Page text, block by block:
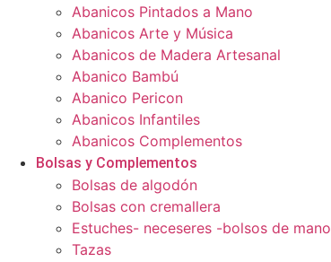
Abanicos Pintados a Mano
Abanicos Arte y Música
Abanicos de Madera Artesanal
Abanico Bambú
Abanico Pericon
Abanicos Infantiles
Abanicos Complementos
Bolsas y Complementos
Bolsas de algodón
Bolsas con cremallera
Estuches- neceseres -bolsos de mano
Tazas